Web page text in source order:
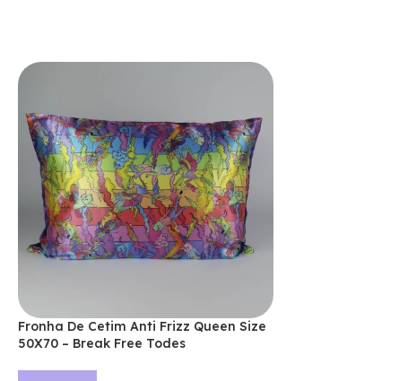
Fronha De Cetim Anti Frizz Queen Size
50X70 – Break Free Todes